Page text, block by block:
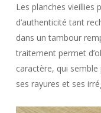
Les planches
d’authenticité tant
dans un tambour
traitement permet
caractère, qui
ses rayures et ses